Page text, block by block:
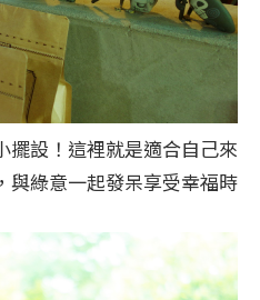
設！這裡就是適合自己來
與綠意一起發呆享受幸福時